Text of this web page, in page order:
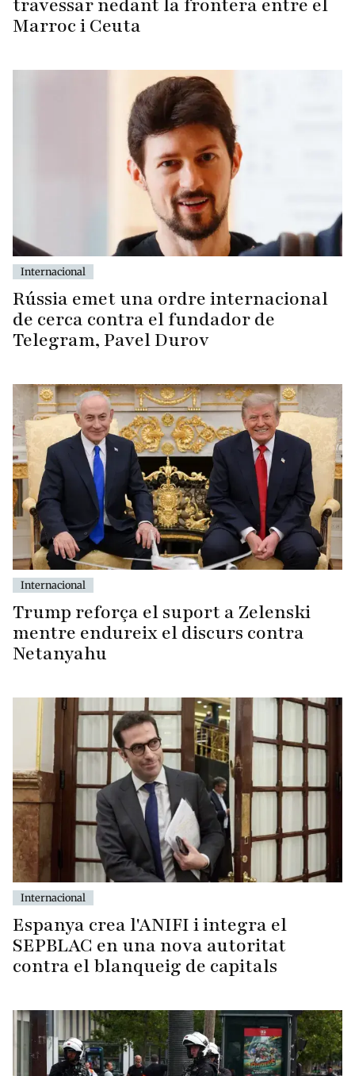
travessar nedant la frontera entre el
Marroc i Ceuta
Internacional
Rússia emet una ordre internacional
de cerca contra el fundador de
Telegram, Pavel Durov
Internacional
Trump reforça el suport a Zelenski
mentre endureix el discurs contra
Netanyahu
Internacional
Espanya crea l'ANIFI i integra el
SEPBLAC en una nova autoritat
contra el blanqueig de capitals